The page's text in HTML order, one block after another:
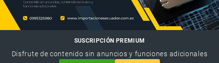
SUSCRIPCIÓN PREMIUM
Disfrute de contenido sin anuncios y funciones adicionales